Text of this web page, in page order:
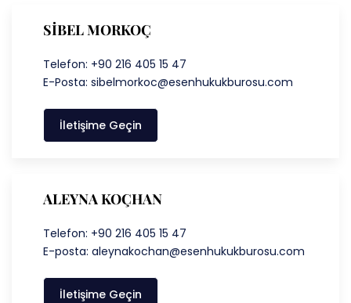
SİBEL MORKOÇ
Telefon: +90 216 405 15 47
E-Posta: sibelmorkoc@esenhukukburosu.com
İletişime Geçin
ALEYNA KOÇHAN
Telefon: +90 216 405 15 47
E-posta: aleynakochan@esenhukukburosu.com
İletişime Geçin